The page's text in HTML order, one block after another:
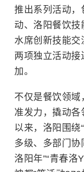
推出系列活动，
动、洛阳餐饮技
水席创新技能交
两项独立活动
加。
不仅是餐饮领
准发力，撬动
以来，洛阳围绕
多级、多部门协
洛阳年”“青春洛